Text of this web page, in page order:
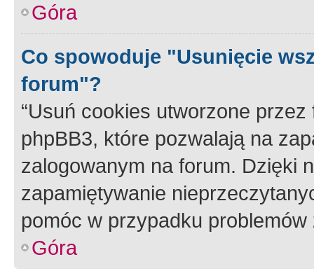
Góra
Co spowoduje "Usunięcie
forum"?
“Usuń cookies utworzone
phpBB3, które pozwalają na
zalogowanym na forum. Dzięki
zapamiętywanie
pomóc w przypadku
Góra